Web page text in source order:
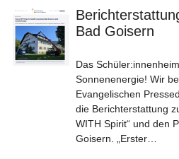
Bad Goisern
Das
Sonnenenergie! Wir
Evangelischen
die Berichterstattung
WITH Spirit“ und den
Goisern. „Erster…